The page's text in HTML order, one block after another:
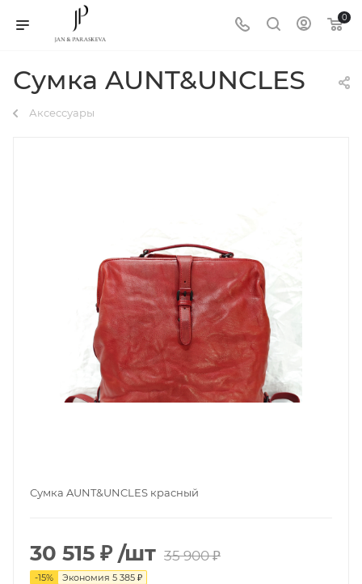
0
Сумка AUNT&UNCLES
Аксессуары
Сумка AUNT&UNCLES красный
30 515 ₽ /шт 35 900 ₽
-15% Экономия 5 385 ₽